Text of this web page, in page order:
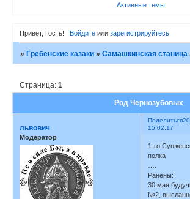
Активные темы
Привет, Гость! Войдитеили зарегистрируйтесь.
»Гребенские казаки »Самашкинская станица
Род Чернозубовых
Страница:1
Поделиться
15:02:17
львович
Модератор
1-го
полка
Ранены:
30 мая
№2,